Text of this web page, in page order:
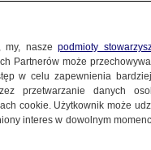
my, naszepodmioty
Partnerów może
w celu zapewnienia
przetwarzanie danych
cookie. Użytkownik może
interes w dowolnym